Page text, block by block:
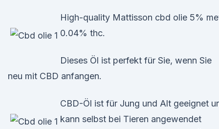
High-quality Mattisson cbd olie 5%
0.04% thc.
Dieses Öl ist perfekt für Sie, wenn Sie
neu mit CBD anfangen.
CBD-Öl ist für Jung und Alt geeignet
kann selbst bei Tieren angewendet